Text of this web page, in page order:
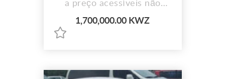
a preço acessíveis não
pagamento por prestação e
1,700,000.00 KWZ